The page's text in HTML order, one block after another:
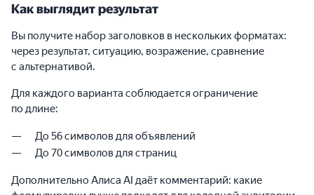
Как выглядит результат
Вы получите набор заголовков в нескольких форматах:
через результат, ситуацию, возражение, сравнение
с альтернативой.
Для каждого варианта соблюдается ограничение
по длине:
До 56 символов для объявлений
До 70 символов для страниц
Дополнительно Алиса AI даёт комментарий: какие